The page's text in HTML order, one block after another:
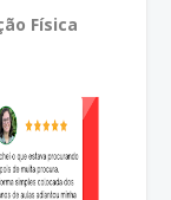
Física